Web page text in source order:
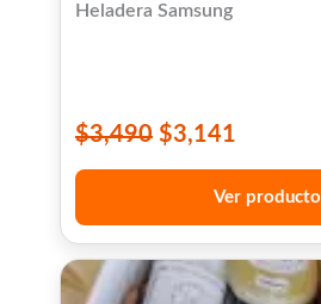
Heladera Samsung
$3,490 $3,141
Ver producto